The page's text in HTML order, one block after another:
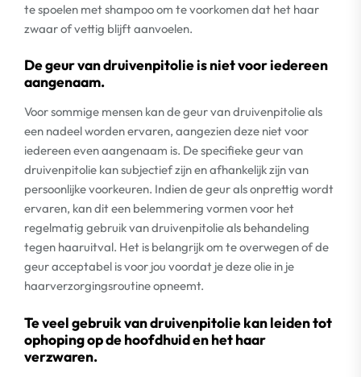
te spoelen met shampoo om te voorkomen dat het haar
zwaar of vettig blijft aanvoelen.
De geur van druivenpitolie is niet voor iedereen
aangenaam.
Voor sommige mensen kan de geur van druivenpitolie als
een nadeel worden ervaren, aangezien deze niet voor
iedereen even aangenaam is. De specifieke geur van
druivenpitolie kan subjectief zijn en afhankelijk zijn van
persoonlijke voorkeuren. Indien de geur als onprettig wordt
ervaren, kan dit een belemmering vormen voor het
regelmatig gebruik van druivenpitolie als behandeling
tegen haaruitval. Het is belangrijk om te overwegen of de
geur acceptabel is voor jou voordat je deze olie in je
haarverzorgingsroutine opneemt.
Te veel gebruik van druivenpitolie kan leiden tot
ophoping op de hoofdhuid en het haar
verzwaren.